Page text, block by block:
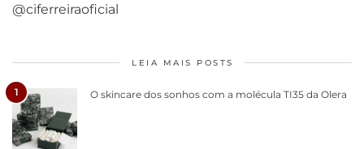
@ciferreiraoficial
LEIA MAIS POSTS
1 O skincare dos sonhos com a molécula TI35 da Olera